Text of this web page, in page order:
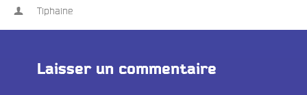
Tiphaine
Laisser un commentaire